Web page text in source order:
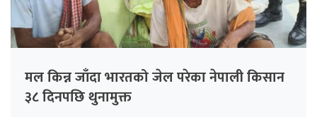
मल किन्न जाँदा भारतको जेल परेका नेपाली किसान
३८ दिनपछि थुनामुक्त